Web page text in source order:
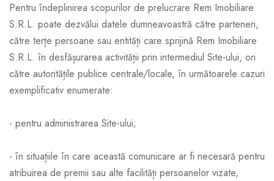
Pentru îndeplinirea scopurilor de prelucrare Rem Imobiliare
S.R.L. poate dezvălui datele dumneavoastră către parteneri,
către terțe persoane sau entități care sprijină Rem Imobiliare
S.R.L. în desfășurarea activității prin intermediul Site-ului, ori
către autoritățile publice centrale/locale, în următoarele cazuri
exemplificativ enumerate:
- pentru administrarea Site-ului;
- în situațiile în care această comunicare ar fi necesară pentru
atribuirea de premii sau alte facilități persoanelor vizate,